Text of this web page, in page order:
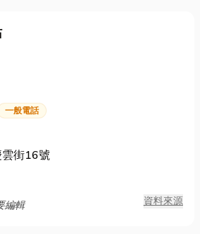
一般電話
街16號
編輯 資料來源